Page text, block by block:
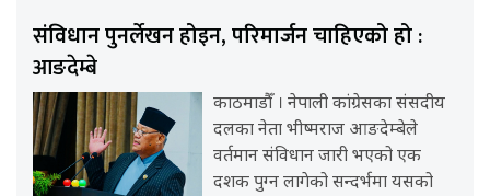
संविधान पुनर्लेखन होइन, परिमार्जन चाहिएको हो :
आङदेम्बे
काठमाडौँ । नेपाली कांग्रेसका संसदीय
दलका नेता भीष्मराज आङदेम्बेले
वर्तमान संविधान जारी भएको एक
दशक पुग्न लागेको सन्दर्भमा यसको